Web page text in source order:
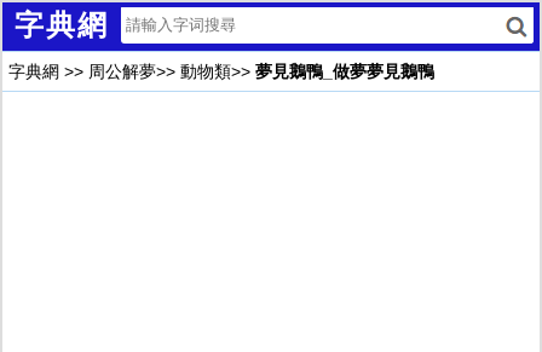
字典網
字典網 >> 周公解夢>> 動物類>> 夢見鵝鴨_做夢夢見鵝鴨